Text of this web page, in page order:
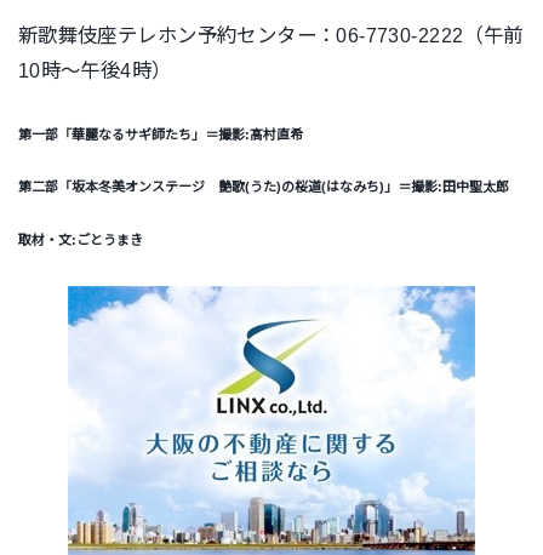
新歌舞伎座テレホン予約センター：06-7730-2222（午前
10時～午後4時）
第一部「華麗なるサギ師たち」＝撮影:髙村直希
第二部「坂本冬美オンステージ 艶歌(うた)の桜道(はなみち) 」＝撮影: 田中聖太郎
取材・文:ごとうまき